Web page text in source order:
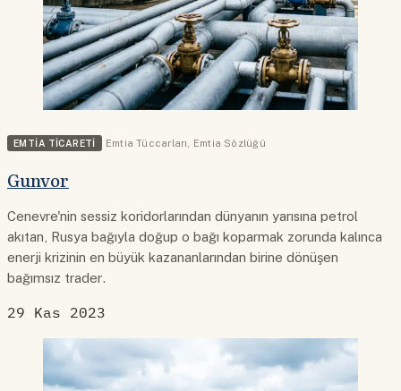
EMTIA TICARETI Emtia Tüccarları Emtia Sözlüğü
Gunvor
Cenevre'nin sessiz koridorlarından dünyanın yarısına petrol
akıtan, Rusya bağıyla doğup o bağı koparmak zorunda kalınca
enerji krizinin en büyük kazananlarından birine dönüşen
bağımsız trader.
29 Kas 2023